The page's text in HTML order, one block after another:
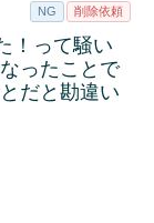
NG 削除依頼
！って騒い
ったことで
だと勘違い